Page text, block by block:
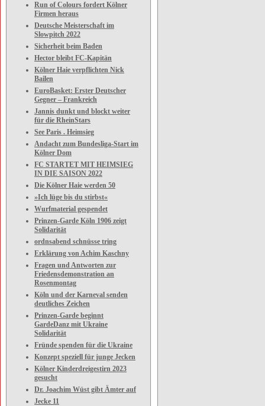
Run of Colours fordert Kölner
Firmen heraus
Deutsche Meisterschaft im
Slowpitch 2022
Sicherheit beim Baden
Hector bleibt FC-Kapitän
Kölner Haie verpflichten Nick
Bailen
EuroBasket: Erster Deutscher
Gegner – Frankreich
Jannis dunkt und blockt weiter
für die RheinStars
See Paris . Heimsieg
Andacht zum Bundesliga-Start im
Kölner Dom
FC STARTET MIT HEIMSIEG
IN DIE SAISON 2022
Die Kölner Haie werden 50
»Ich lüge bis du stirbst«
Wurfmaterial gespendet
Prinzen-Garde Köln 1906 zeigt
Solidarität
ordnsabend schnüsse tring
Erklärung von Achim Kaschny
Fragen und Antworten zur
Friedensdemonstration an
Rosenmontag
Köln und der Karneval senden
deutliches Zeichen
Prinzen-Garde beginnt
GardeDanz mit Ukraine
Solidarität
Fründe spenden für die Ukraine
Konzept speziell für junge Jecken
Kölner Kinderdreigestirn 2023
gesucht
Dr. Joachim Wüst gibt Ämter auf
Jecke 11